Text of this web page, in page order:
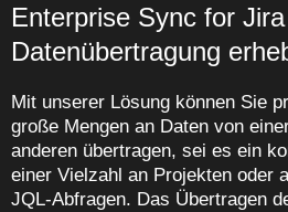
Enterprise Sync for
Datenübertragung
Mit unserer Lösung können Sie
große Mengen an Daten von
anderen übertragen, sei es ein
einer Vielzahl an Projekten oder
JQL-Abfragen. Das Übertragen